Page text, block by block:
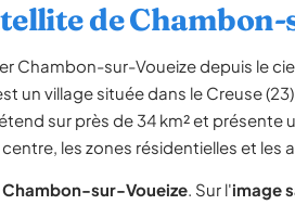
de Chambon-
Chambon-sur-Voueize depuis le
un village située dans le Creuse
sur près de 34 km² et présente
les zones résidentielles et
sur-Voueize. Sur l'image